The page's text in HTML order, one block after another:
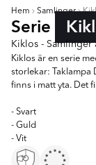
Hem Samlinger
Serie
Kiklos -
Kiklos är en serie
storlekar: Taklampa
finns i matt yta. Det
- Svart
- Guld
- Vit